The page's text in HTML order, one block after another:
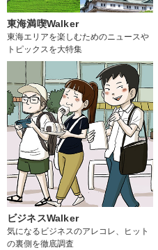
東海満喫Walker
東海エリアを楽しむためのニュースや
トピックスを大特集
ビジネスWalker
気になるビジネスのアレコレ、ヒット
の裏側を徹底調査